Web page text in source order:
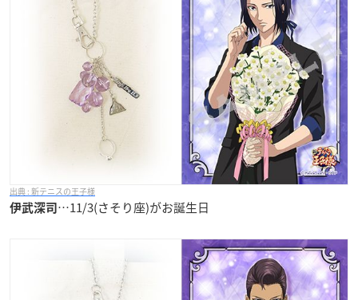
新テニスの王子様
伊武深司 …11/3(さそり座)がお誕生日